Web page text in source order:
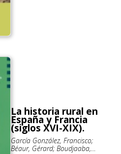
La historia rural en
España y Francia
(siglos XVI-XIX).
García González, Francisco;
Béaur, Gérard; Boudjaaba,